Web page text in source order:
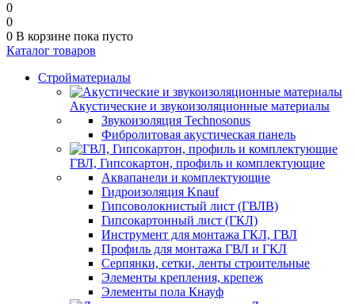
0
0
0 В корзине пока пусто
Каталог товаров
Стройматериалы
Акустические и звукоизоляционные материалы
Звукоизоляция Technosonus
Фибролитовая акустическая панель
ГВЛ, Гипсокартон, профиль и комплектующие
Аквапанели и комплектующие
Гидроизоляция Knauf
Гипсоволокнистый лист (ГВЛВ)
Гипсокартонный лист (ГКЛ)
Инструмент для монтажа ГКЛ, ГВЛ
Профиль для монтажа ГВЛ и ГКЛ
Серпянки, сетки, ленты строительные
Элементы крепления, крепеж
Элементы пола Кнауф